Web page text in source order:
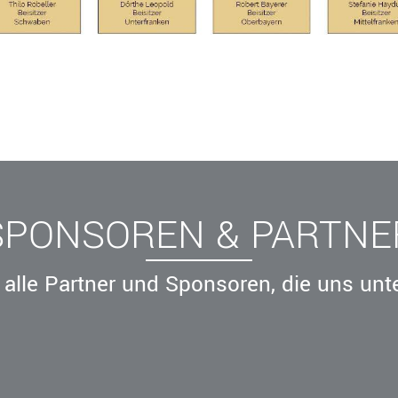
&
alle Partner und Sponsoren, die uns
Ressorts
Jugend